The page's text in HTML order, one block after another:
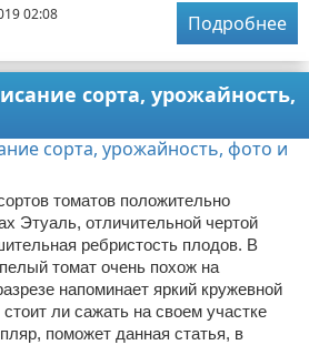
02:08
Подробнее
сорта, урожайность,
томатов положительно
Этуаль, отличительной чертой
ребристость плодов. В
томат очень похож на
напоминает яркий кружевной
ли сажать на своем участке
поможет данная статья, в